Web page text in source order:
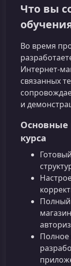
Что вы
Во время
связанных
и
Основные
курса
Полный
Полное